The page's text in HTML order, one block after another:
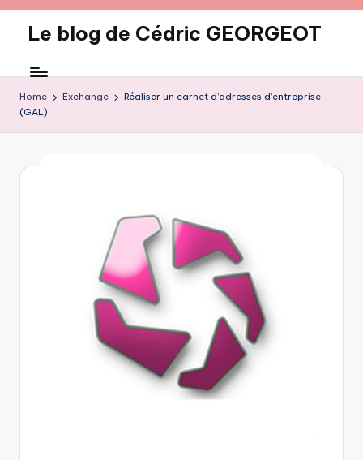
content
Le blog de Cédric GEORGEOT
Home Exchange
Réaliser un carnet d’adresses d’entreprise
(GAL)